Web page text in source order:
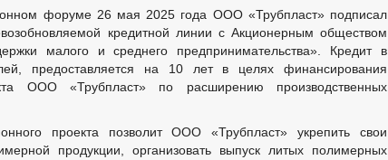
форуме 26 мая 2025 года ООО «Трубпласт» подписал
кредитной линии с Акционерным обществом
малого и среднего предпринимательства». Кредит в
предоставляется на 10 лет в целях финансирования
ООО «Трубпласт» по расширению производственных
проекта позволит ООО «Трубпласт» укрепить свои
продукции, организовать выпуск литых полимерных